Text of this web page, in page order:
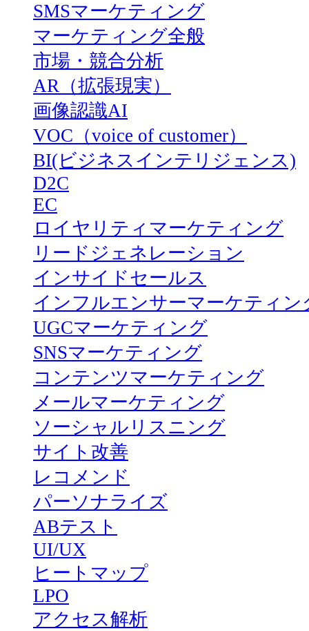
SMSマーケティング
マーケティング全般
市場・競合分析
AR（拡張現実）
画像認識AI
VOC（voice of customer）
BI(ビジネスインテリジェンス)
D2C
EC
ロイヤリティマーケティング
リードジェネレーション
インサイドセールス
インフルエンサーマーケティン
UGCマーケティング
SNSマーケティング
コンテンツマーケティング
メールマーケティング
ソーシャルリスニング
サイト改善
レコメンド
パーソナライズ
ABテスト
UI/UX
ヒートマップ
LPO
アクセス解析